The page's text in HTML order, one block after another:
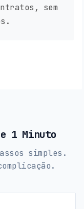
sem
1 Minuto
simples.